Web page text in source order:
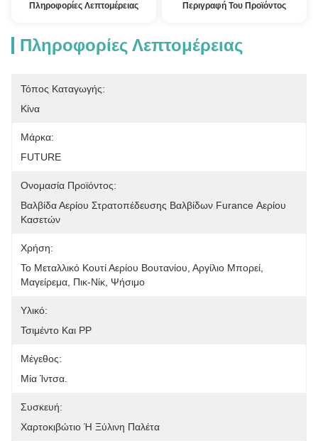
Πληροφορίες Λεπτομέρειας Περιγραφή Του Προϊόντος
Πληροφορίες Λεπτομέρειας
Τόπος Καταγωγής:
Κίνα
Μάρκα:
FUTURE
Ονομασία Προϊόντος:
Βαλβίδα Αερίου Στρατοπέδευσης Βαλβίδων Furance Αερίου
Κασετών
Χρήση:
Το Μεταλλικό Κουτί Αερίου Βουτανίου, Αργίλιο Μπορεί,
Μαγείρεμα, Πικ-Νίκ, Ψήσιμο
Υλικό:
Τσιμέντο Και PP
Μέγεθος:
Μία Ίντσα.
Συσκευή:
Χαρτοκιβώτιο Ή Ξύλινη Παλέτα